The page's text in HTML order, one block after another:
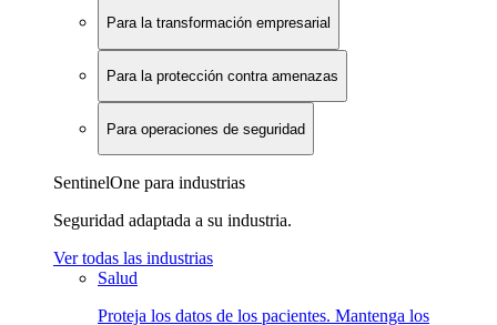
Para la transformación empresarial
Para la protección contra amenazas
Para operaciones de seguridad
SentinelOne para industrias
Seguridad adaptada a su industria.
Ver todas las industrias
Salud
Proteja los datos de los pacientes. Mantenga los